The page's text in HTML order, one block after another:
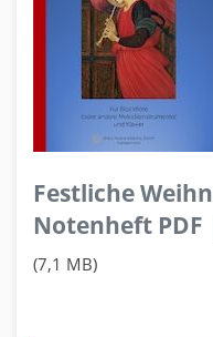
Festliche
Notenheft
(7,1 MB)